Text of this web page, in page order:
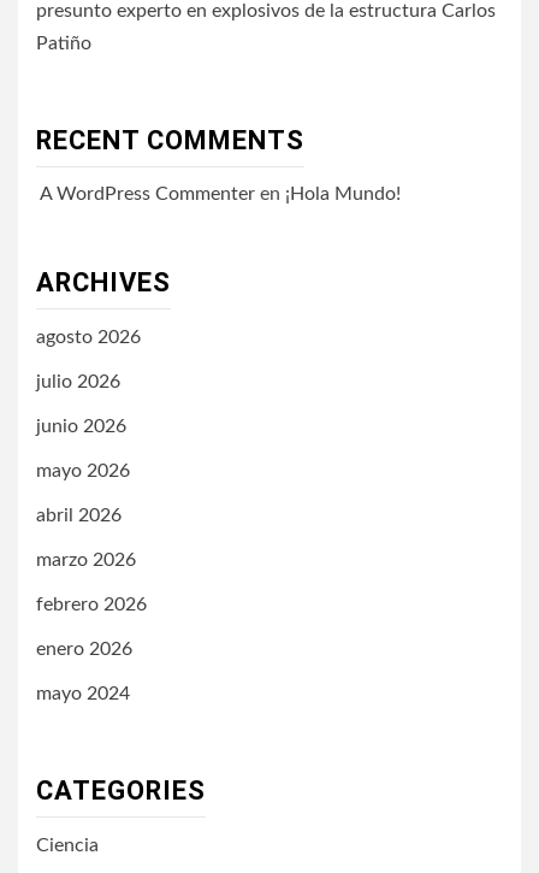
presunto experto en explosivos de la estructura Carlos
Patiño
RECENT COMMENTS
A WordPress Commenter en ¡Hola Mundo!
ARCHIVES
agosto 2026
julio 2026
junio 2026
mayo 2026
abril 2026
marzo 2026
febrero 2026
enero 2026
mayo 2024
CATEGORIES
Ciencia